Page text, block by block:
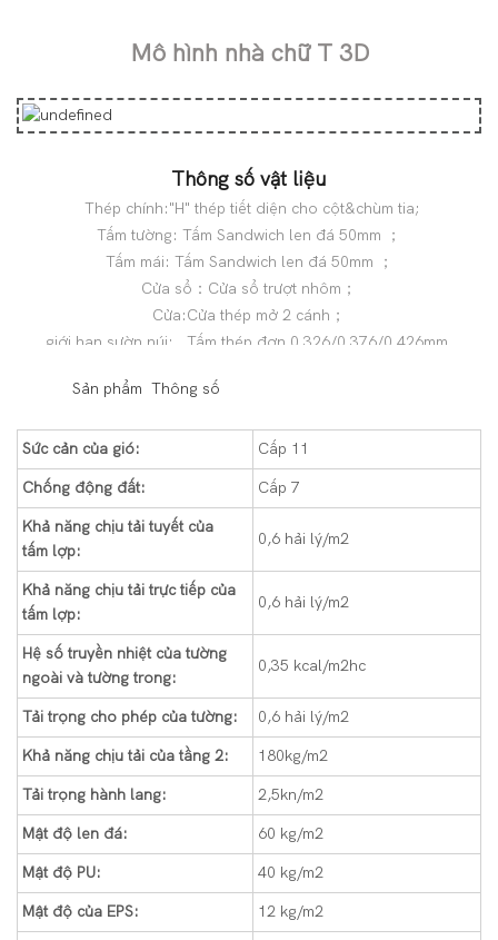
Mô hình nhà chữ T 3D
Thông số vật liệu
Thép chính:"H" thép tiết diện cho cột&chùm tia;
Tấm tường: Tấm Sandwich len đá 50mm ；
Tấm mái: Tấm Sandwich len đá 50mm ；
Cửa sổ：Cửa sổ trượt nhôm；
Cửa:Cửa thép mở 2 cánh；
giới hạn sườn núi: Tấm thép đơn 0,326/0,376/0,426mm.
Sản phẩm Thông số
Sức cản của gió: Cấp 11
Chống động đất: Cấp 7
Khả năng chịu tải tuyết của
tấm lợp:
0,6 hải lý/m2
Khả năng chịu tải trực tiếp của
tấm lợp:
0,6 hải lý/m2
Hệ số truyền nhiệt của tường
ngoài và tường trong:
0,35 kcal/m2hc
Tải trọng cho phép của tường: 0,6 hải lý/m2
Khả năng chịu tải của tầng 2: 180kg/m2
Tải trọng hành lang: 2,5kn/m2
Mật độ len đá: 60 kg/m2
Mật độ PU: 40 kg/m2
Mật độ của EPS: 12 kg/m2